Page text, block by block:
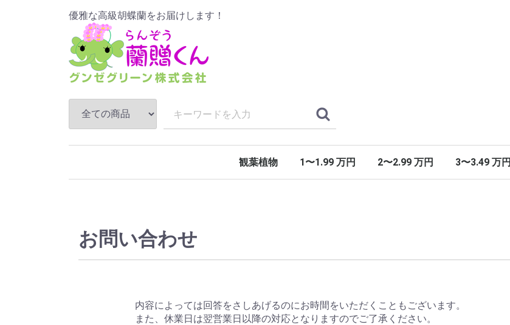
優雅な高級胡蝶蘭をお届けします！
観葉植物 1〜1.99 万円 2〜2.99 万円 3〜3.49 万円
お問い合わせ
内容によっては回答をさしあげるのにお時間をいただくこともございます。
また、休業日は翌営業日以降の対応となりますのでご了承ください。